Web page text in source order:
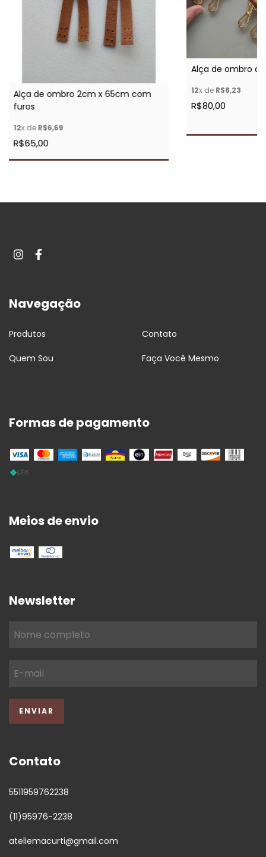
Alça de ombro 2cm x 65cm com
furos
12x deR$6,69
R$65,00
Alça de ombro
12x de R$8,23
R$80,00
Navegação
Produtos Contato
Quem Sou Faça Você Mesmo
Formas de pagamento
Meios de envio
Newsletter
Contato
5511959762238
(11)95976-2238
ateliemacurti@gmail.com